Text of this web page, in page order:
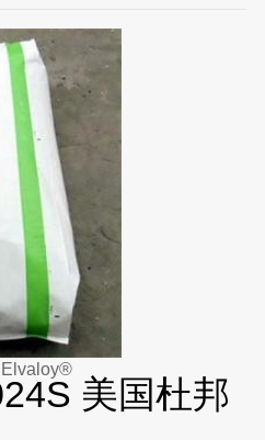
Elvaloy®
美国杜邦